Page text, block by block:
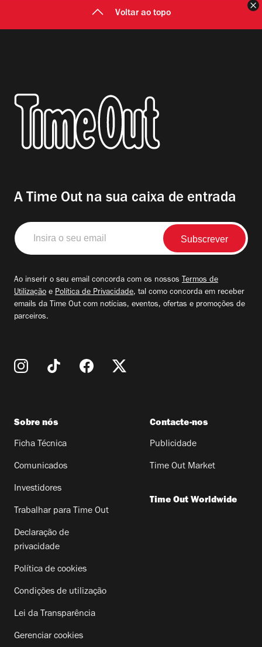
Voltar ao topo
A Time Out na sua caixa de entrada
Insira
o
seu
Ao inserir o seu email concorda com os nossos Termos de
Utilização e Política de Privacidade, tal como concorda em receber
emails da Time Out com notícias, eventos, ofertas e promoções de
parceiros.
Sobre nós
Ficha Técnica
Comunicados
Investidores
Trabalhar para Time Out
Declaração de
privacidade
Política de cookies
Condições de utilização
Lei da Transparência
Gerenciar cookies
Contacte-nos
Publicidade
Time Out Market
Time Out Worldwide